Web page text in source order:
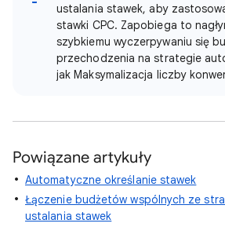
ustalania stawek, aby
stawki CPC. Zapobiega to
szybkiemu wyczerpywaniu się
przechodzenia na strategie
jak Maksymalizacja liczby
Powiązane artykuły
Automatyczne określanie stawek
Łączenie budżetów wspólnych ze
ustalania stawek